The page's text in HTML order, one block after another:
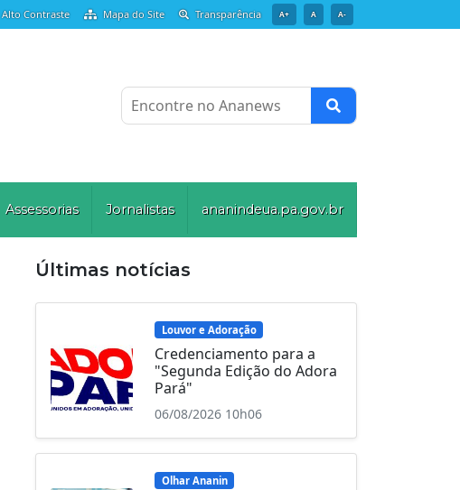
Alto Contraste Mapa do Site Transparência A+ A A-
Encontre no Ananews
Assessorias Jornalistas ananindeua.pa.gov.br
Últimas notícias
Louvor e Adoração
Credenciamento para a
"Segunda Edição do Adora
Pará"
06/08/2026 10h06
Olhar Ananin